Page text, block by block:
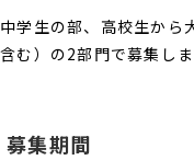
中学生の部、高校生から
含む）の2部門で募集しま
募集期間